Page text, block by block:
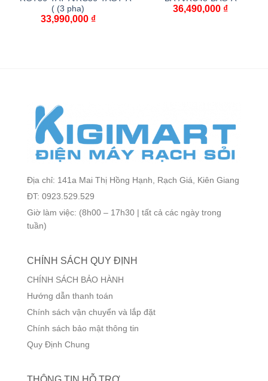
( (3 pha)
33,990,000 ₫
36,490,000 ₫
Địa chỉ: 141a Mai Thị Hồng Hạnh, Rạch Giá, Kiên Giang
ĐT: 0923.529.529
Giờ làm việc: (8h00 – 17h30 | tất cả các ngày trong
tuần)
CHÍNH SÁCH QUY ĐỊNH
CHÍNH SÁCH BẢO HÀNH
Hướng dẫn thanh toán
Chính sách vận chuyển và lắp đặt
Chính sách bảo mật thông tin
Quy Định Chung